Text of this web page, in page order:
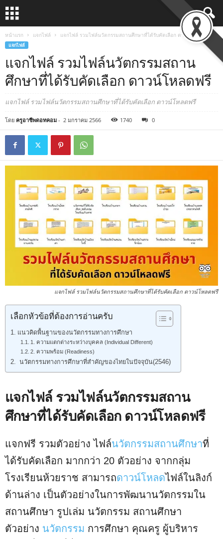
หน้าแรก แจกไฟล์ แจกไฟล์ รวมไฟล์นวัตกรรมสถานศึกษาที่ได้รับคัดเลือก ดาวน์โหลดฟรี
แจกไฟล์
แจกไฟล์ รวมไฟล์นวัตกรรมสถาน
ศึกษาที่ได้รับคัดเลือก ดาวน์โหลดฟรี
แจกไฟล์ รวมไฟล์นวัตกรรมสถานศึกษาที่ได้รับคัดเลือก ดาวน์โหลดฟรี
โดย ครูอาชีพดอทคอม - 2 มกราคม 2566 1740 0
แจกไฟล์ รวมไฟล์นวัตกรรมสถานศึกษาที่ได้รับคัดเลือก ดาวน์โหลดฟรี
เลือกหัวข้อที่ต้องการอ่านครับ
แนวคิดพื้นฐานของนวัตกรรมทางการศึกษา
1. ความแตกต่างระหว่างบุคคล (Individual Different)
2. ความพร้อม (Readiness)
นวัตกรรมทางการศึกษาที่สำคัญของไทยในปัจจุบัน(2546)
แจกไฟล์ รวมไฟล์นวัตกรรมสถาน
ศึกษาที่ได้รับคัดเลือก ดาวน์โหลดฟรี
แจกฟรี รวมตัวอย่าง ไฟล์นวัตกรรมสถานศึกษาที่
ได้รับคัดเลือก มากกว่า 20 ตัวอย่าง จากกลุ่ม
โรงเรียนห้วยราช สามารถดาวน์โหลดไฟล์ในลิงก์
ด้านล่าง เป็นตัวอย่างในการพัฒนานวัตกรรมใน
สถานศึกษา รูปเล่ม นวัตกรรม สถานศึกษา
ตัวอย่าง นวัตกรรม การศึกษา คุณครู ผู้บริหาร